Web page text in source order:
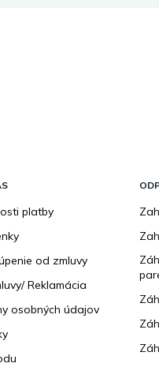
platby
od zmluvy
Reklamácia
osobných údajov